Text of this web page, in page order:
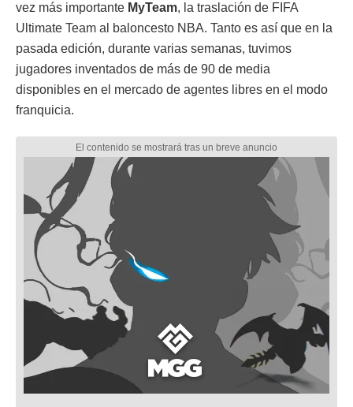
vez más importante MyTeam, la traslación de FIFA
Ultimate Team al baloncesto NBA. Tanto es así que en la
pasada edición, durante varias semanas, tuvimos
jugadores inventados de más de 90 de media
disponibles en el mercado de agentes libres en el modo
franquicia.